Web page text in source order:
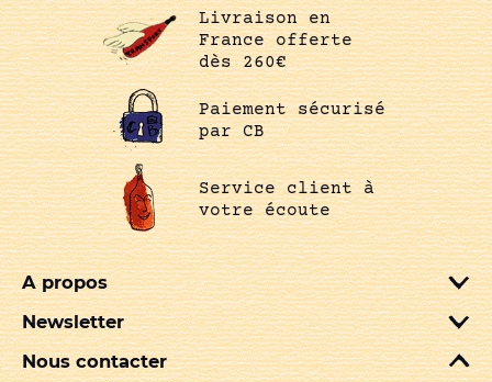
Livraison en
France offerte
dès 260€
Paiement sécurisé
par CB
Service client à
votre écoute
A propos
Newsletter
Nous contacter